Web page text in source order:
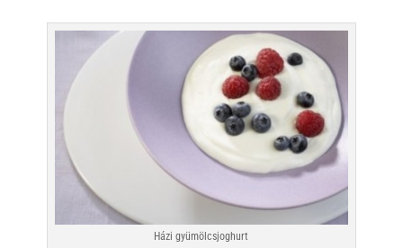
Házi gyümölcsjoghurt